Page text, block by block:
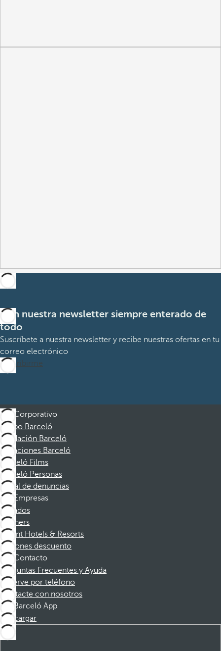
Con nuestra newsletter siempre enterado de
todo
Suscríbete a nuestra newsletter y recibe nuestras ofertas en tu
correo electrónico
Suscribirme
Corporativo
Grupo Barceló
Fundación Barceló
Vacaciones Barceló
Barceló Films
Barceló Personas
Canal de denuncias
Empresas
Afiliados
Partners
Dorint Hotels & Resorts
Cupones descuento
Contacto
Preguntas Frecuentes y Ayuda
Reserve por teléfono
Contacte con nosotros
Barceló App
Descargar